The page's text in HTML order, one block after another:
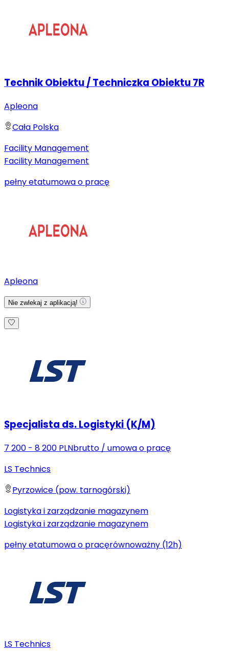
Technik Obiektu / Techniczka Obiektu 7R
Apleona
Cała Polska
Facility Management
Facility Management
pełny etatumowa o pracę
Apleona
Nie zwlekaj z aplikacją!
Specjalista ds. Logistyki (K/M)
7 200 - 8 200 PLNbrutto / umowa o pracę
LS Technics
Pyrzowice (pow. tarnogórski)
Logistyka i zarządzanie magazynem
Logistyka i zarządzanie magazynem
pełny etatumowa o pracęrównoważny (12h)
LS Technics